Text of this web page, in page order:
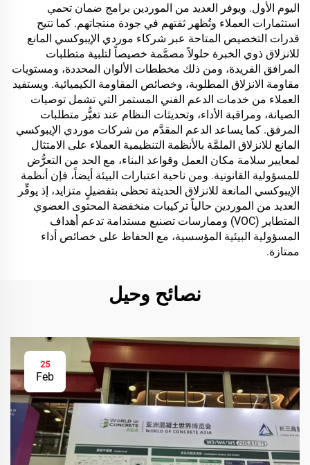
اليوم الأول. ويوفر العديد من الموردين برامج ضمان تحمي
استثمارات العملاء وتُظهر ثقتهم في جودة منتجاتهم. كما تتيح
قدرات التخصيص المتاحة عبر شركاء موردي الإيبوكسي المانع
للانزلاق ذوي الخبرة حلولاً مصمَّمة خصيصاً لتلبية متطلبات
المرافق الفريدة، ومن ذلك مخططات الألوان المحددة، ومستويات
مقاومة الانزلاق المطلوبة، وخصائص المقاومة الكيميائية. ويستفيد
العملاء من خدمات الدعم الفني المستمر التي تشمل توصيات
الصيانة، ومراقبة الأداء، وتحديثات النظام عند تغيُّر متطلبات
المرفق. كما يساعد الدعم المقدَّم من شركات موردي الإيبوكسي
المانع للانزلاق الملمَّة بالأنظمة التنظيمية العملاء على الامتثال
لمعايير سلامة مكان العمل وقواعد البناء، مع الحد من التعرُّض
للمسؤولية القانونية. ومن ناحية اعتبارات البيئة أيضاً، فإن أنظمة
الإيبوكسي المانعة للانزلاق الحديثة تحظى بتفضيلٍ متزايد، إذ يوفِّر
العديد من الموردين حالياً تركيبات منخفضة المحتوى العضوي
المتطاير (VOC) وممارسات تصنيع مستدامة تدعم أهداف
المسؤولية البيئية المؤسسية، مع الحفاظ على خصائص أداء
ممتازة.
نصائح وحيل
25
Feb